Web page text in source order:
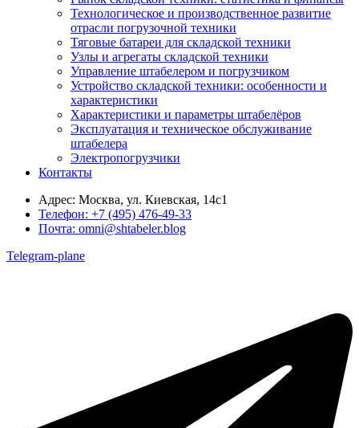
Технологическое и производственное развитие
отрасли погрузочной техники
Тяговые батареи для складской техники
Узлы и агрегаты складской техники
Управление штабелером и погрузчиком
Устройство складской техники: особенности и
характеристики
Характеристики и параметры штабелёров
Эксплуатация и техническое обслуживание
штабелера
Электропогрузчики
Контакты
Адрес: Москва, ул. Киевская, 14с1
Телефон: +7 (495) 476-49-33
Почта: omni@shtabeler.blog
Telegram-plane